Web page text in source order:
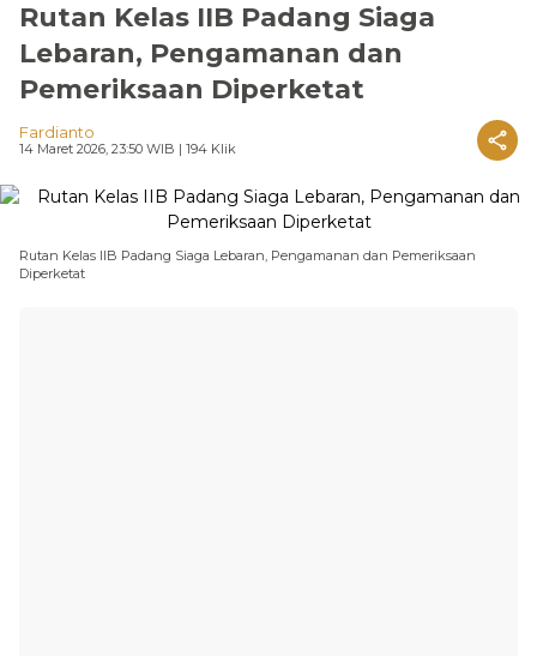
Rutan Kelas IIB Padang Siaga
Lebaran, Pengamanan dan
Pemeriksaan Diperketat
Fardianto
14 Maret 2026, 23:50 WIB | 194 Klik
Rutan Kelas IIB Padang Siaga Lebaran, Pengamanan dan Pemeriksaan
Diperketat